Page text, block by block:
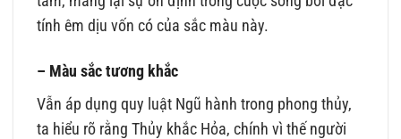
tính êm dịu vốn có của sắc màu này.
– Màu sắc tương khắc
Vẫn áp dụng quy luật Ngũ hành trong phong thủy,
ta hiểu rõ rằng Thủy khắc Hỏa, chính vì thế người